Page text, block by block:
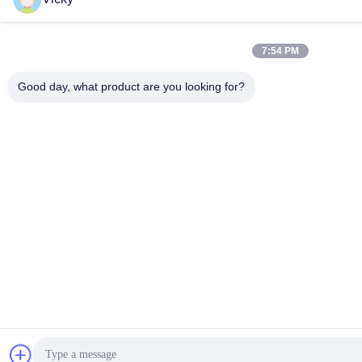
7:54 PM
Good day, what product are you looking for?